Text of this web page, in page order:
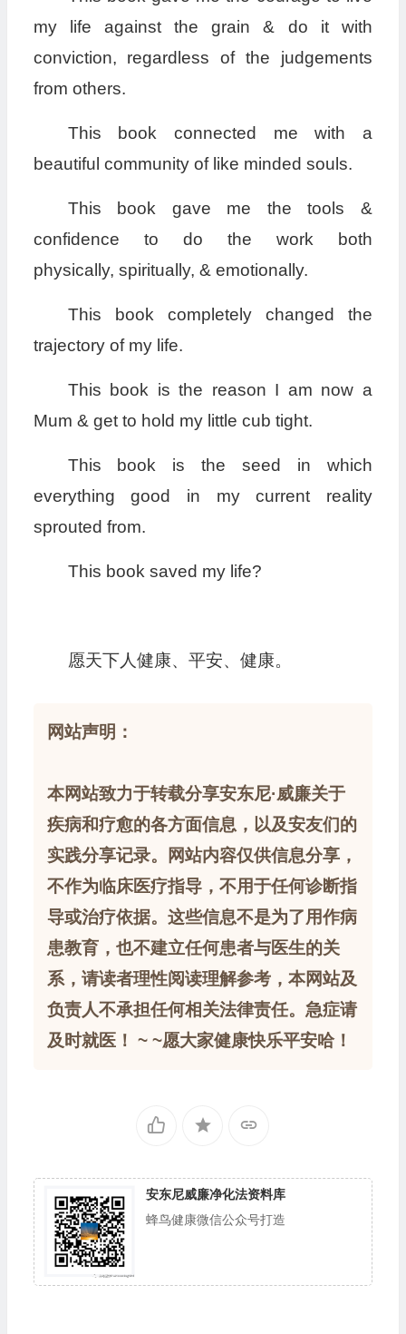
my life against the grain & do it with
conviction, regardless of the judgements
from others.
This book connected me with a
beautiful community of like minded souls.
This book gave me the tools &
confidence to do the work both
physically, spiritually, & emotionally.
This book completely changed the
trajectory of my life.
This book is the reason I am now a
Mum & get to hold my little cub tight.
This book is the seed in which
everything good in my current reality
sprouted from.
This book saved my life?
愿天下人健康、平安、健康。
网站声明：
本网站致力于转载分享安东尼·威廉关于
疾病和疗愈的各方面信息，以及安友们的
实践分享记录。网站内容仅供信息分享，
不作为临床医疗指导，不用于任何诊断指
导或治疗依据。这些信息不是为了用作病
患教育，也不建立任何患者与医生的关
系，请读者理性阅读理解参考，本网站及
负责人不承担任何相关法律责任。急症请
及时就医！ ~ ~愿大家健康快乐平安哈！
安东尼威廉净化法资料库
蜂鸟健康微信公众号打造